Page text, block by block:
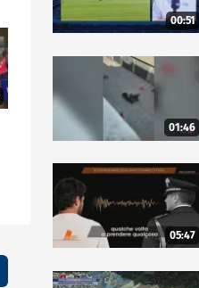
00:51
01:46
05:47